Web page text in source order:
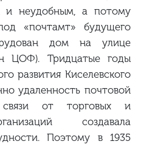
и неудобным, а потому
«почтамт» будущего
дом на улице
ЦОФ). Тридцатые годы
развития Киселевского
удаленность почтовой
от торговых и
создавала
Поэтому в 1935